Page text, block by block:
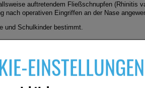
EINSTELLUNGEN
auftretendem Fließschnupfen (Rhinitis
nach operativen Eingriffen an der Nase
und Schulkinder bestimmt.